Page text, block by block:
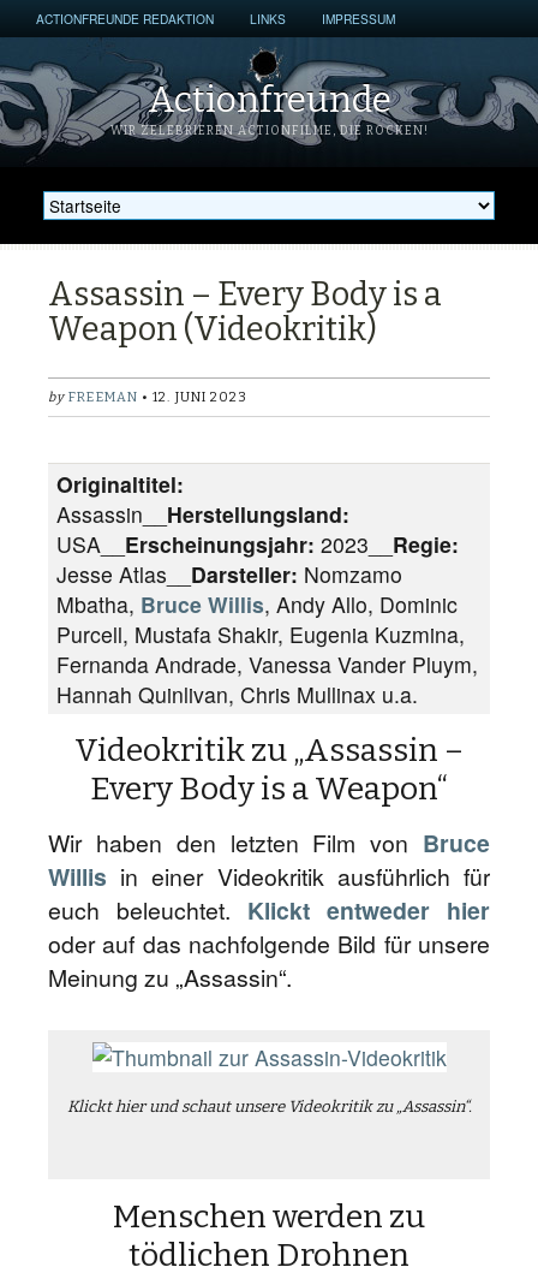
ACTIONFREUNDE REDAKTION LINKS IMPRESSUM
Actionfreunde
WIR ZELEBRIEREN ACTIONFILME, DIE ROCKEN!
Assassin – Every Body is a
Weapon (Videokritik)
by FREEMAN • 12. JUNI 2023
Originaltitel:
Assassin__ Herstellungsland:
USA__ Erscheinungsjahr: 2023__ Regie:
Jesse Atlas__ Darsteller: Nomzamo
Mbatha, Bruce Willis, Andy Allo, Dominic
Purcell, Mustafa Shakir, Eugenia Kuzmina,
Fernanda Andrade, Vanessa Vander Pluym,
Hannah Quinlivan, Chris Mullinax u.a.
Videokritik zu „Assassin –
Every Body is a Weapon“
Wir haben den letzten Film von Bruce
Willis in einer Videokritik ausführlich für
euch beleuchtet. Klickt entweder hier
oder auf das nachfolgende Bild für unsere
Meinung zu „Assassin“.
Klickt hier und schaut unsere Videokritik zu „Assassin“.
Menschen werden zu
tödlichen Drohnen